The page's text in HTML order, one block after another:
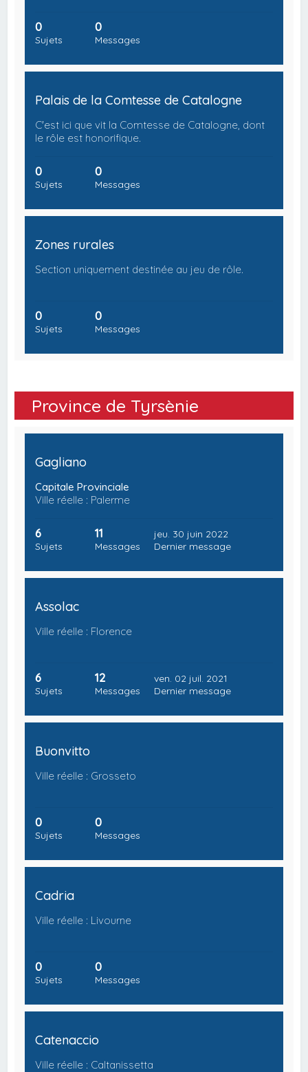
0
Sujets
0
Messages
Palais de la Comtesse de Catalogne
C'est ici que vit la Comtesse de Catalogne, dont
le rôle est honorifique.
0
Sujets
0
Messages
Zones rurales
Section uniquement destinée au jeu de rôle.
0
Sujets
0
Messages
Province de Tyrsènie
Gagliano
Capitale Provinciale
Ville réelle : Palerme
6
Sujets
11
Messages
jeu. 30 juin 2022
Dernier message
Assolac
Ville réelle : Florence
6
Sujets
12
Messages
ven. 02 juil. 2021
Dernier message
Buonvitto
Ville réelle : Grosseto
0
Sujets
0
Messages
Cadria
Ville réelle : Livourne
0
Sujets
0
Messages
Catenaccio
Ville réelle : Caltanissetta